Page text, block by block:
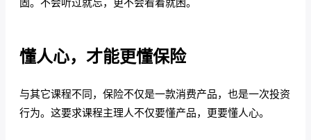
懂人心，才能更懂保险
与其它课程不同，保险不仅是一款消费产品，也是一次投资
行为。这要求课程主理人不仅要懂产品，更要懂人心。